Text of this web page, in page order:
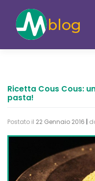
content
Ricetta Cous Cous:
pasta!
Postato il 22 Gennaio 2016 |